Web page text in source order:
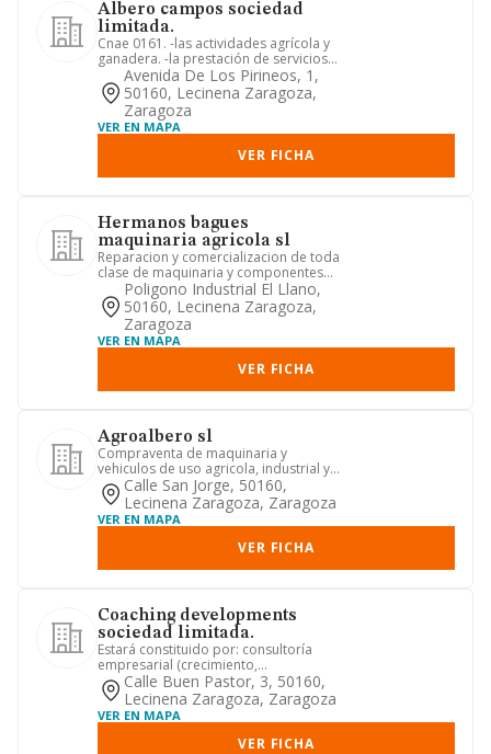
Albero campos sociedad
limitada.
Cnae 0161. -las actividades agrícola y
ganadera. -la prestación de servicios
auxiliares agrícolas y...
Avenida De Los Pirineos, 1,
50160, Lecinena Zaragoza,
Zaragoza
VER EN MAPA
VER FICHA
Hermanos bagues
maquinaria agricola sl
Reparacion y comercializacion de toda
clase de maquinaria y componentes
mecanicos.
Poligono Industrial El Llano,
50160, Lecinena Zaragoza,
Zaragoza
VER EN MAPA
VER FICHA
Agroalbero sl
Compraventa de maquinaria y
vehiculos de uso agricola, industrial y
particular.
Calle San Jorge, 50160,
Lecinena Zaragoza, Zaragoza
VER EN MAPA
VER FICHA
Coaching developments
sociedad limitada.
Estará constituido por: consultoría
empresarial (crecimiento,
internacionalización, estratégico). c...
Calle Buen Pastor, 3, 50160,
Lecinena Zaragoza, Zaragoza
VER EN MAPA
VER FICHA